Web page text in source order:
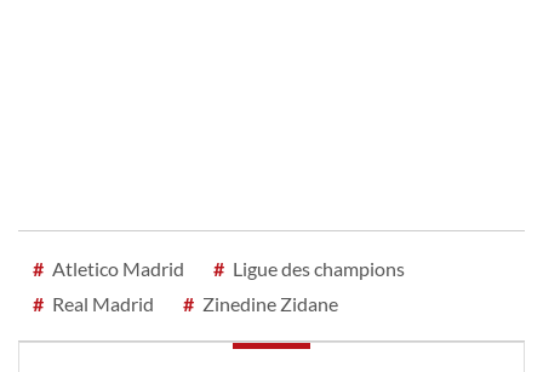
# Atletico Madrid # Ligue des champions
# Real Madrid # Zinedine Zidane